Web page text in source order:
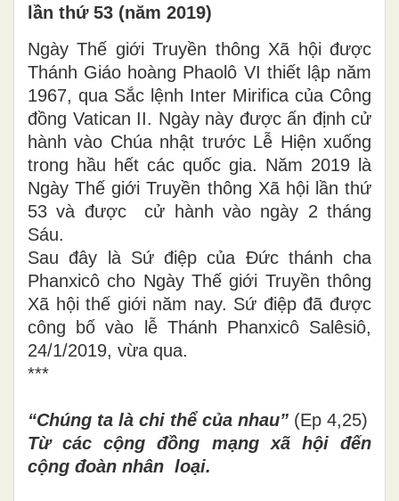
lần thứ 53 (năm 2019)
Ngày Thế giới Truyền thông Xã hội được
Thánh Giáo hoàng Phaolô VI thiết lập năm
1967, qua Sắc lệnh Inter Mirifica của Công
đồng Vatican II. Ngày này được ấn định cử
hành vào Chúa nhật trước Lễ Hiện xuống
trong hầu hết các quốc gia. Năm 2019 là
Ngày Thế giới Truyền thông Xã hội lần thứ
53 và được cử hành vào ngày 2 tháng
Sáu.
Sau đây là Sứ điệp của Đức thánh cha
Phanxicô cho Ngày Thế giới Truyền thông
Xã hội thế giới năm nay. Sứ điệp đã được
công bố vào lễ Thánh Phanxicô Salêsiô,
24/1/2019, vừa qua.
***
“Chúng ta là chi thể của nhau” (Ep 4,25)
Từ các cộng đồng mạng xã hội đến
cộng đoàn nhân loại.